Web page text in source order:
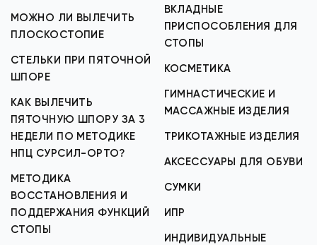
МОЖНО ЛИ ВЫЛЕЧИТЬ
ПЛОСКОСТОПИЕ
СТЕЛЬКИ ПРИ ПЯТОЧНОЙ
ШПОРЕ
КАК ВЫЛЕЧИТЬ
ПЯТОЧНУЮ ШПОРУ ЗА 3
НЕДЕЛИ ПО МЕТОДИКЕ
НПЦ СУРСИЛ-ОРТО?
МЕТОДИКА
ВОССТАНОВЛЕНИЯ И
ПОДДЕРЖАНИЯ ФУНКЦИЙ
СТОПЫ
ВКЛАДНЫЕ
ПРИСПОСОБЛЕНИЯ ДЛЯ
СТОПЫ
КОСМЕТИКА
ГИМНАСТИЧЕСКИЕ И
МАССАЖНЫЕ ИЗДЕЛИЯ
ТРИКОТАЖНЫЕ ИЗДЕЛИЯ
АКСЕССУАРЫ ДЛЯ ОБУВИ
СУМКИ
ИПР
ИНДИВИДУАЛЬНЫЕ